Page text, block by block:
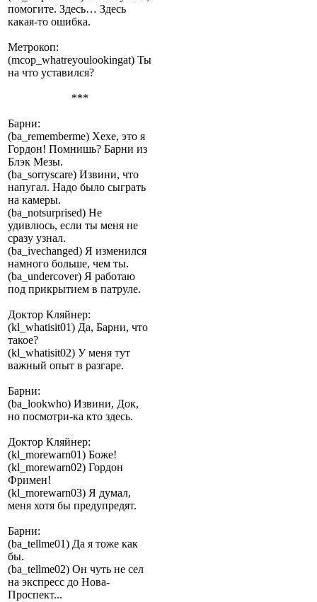
помогите. Здесь… Здесь
какая-то ошибка.
Метрокоп:
(mcop_whatreyoulookingat) Ты
на что уставился?
***
Барни:
(ba_rememberme) Хехе, это я
Гордон! Помнишь? Барни из
Блэк Мезы.
(ba_sorryscare) Извини, что
напугал. Надо было сыграть
на камеры.
(ba_notsurprised) Не
удивлюсь, если ты меня не
сразу узнал.
(ba_ivechanged) Я изменился
намного больше, чем ты.
(ba_undercover) Я работаю
под прикрытием в патруле.
Доктор Кляйнер:
(kl_whatisit01) Да, Барни, что
такое?
(kl_whatisit02) У меня тут
важный опыт в разгаре.
Барни:
(ba_lookwho) Извини, Док,
но посмотри-ка кто здесь.
Доктор Кляйнер:
(kl_morewarn01) Боже!
(kl_morewarn02) Гордон
Фримен!
(kl_morewarn03) Я думал,
меня хотя бы предупредят.
Барни:
(ba_tellme01) Да я тоже как
бы.
(ba_tellme02) Он чуть не сел
на экспресс до Нова-
Проспект...